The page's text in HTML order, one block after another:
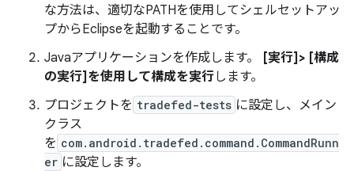
な方法は、適切なPATHを使用してシェルセットアッ
プからEclipseを起動することです。
Javaアプリケーションを作成します。
[実行]> [構成
の実行]を使用して構成を実行します。
プロジェクトを tradefed-tests に設定し、メイン
クラス
を com.android.tradefed.command.CommandRunn
er に設定します。